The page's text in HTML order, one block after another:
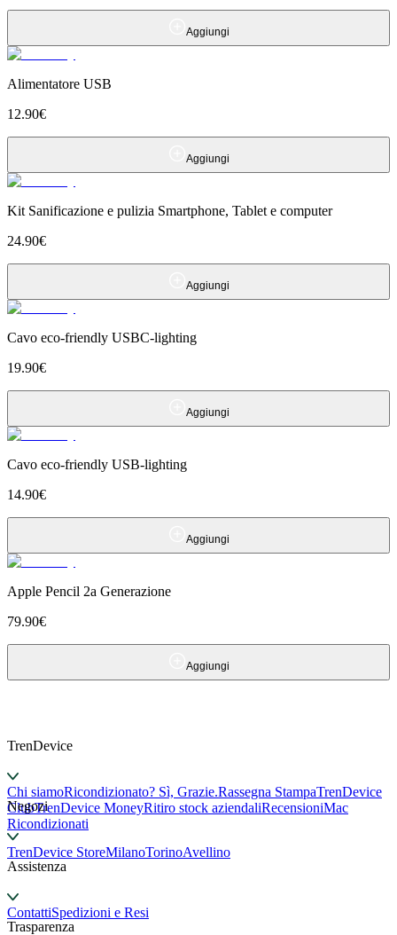
Aggiungi
Alimentatore USB
12.90€
Aggiungi
Kit Sanificazione e pulizia Smartphone, Tablet e computer
24.90€
Aggiungi
Cavo eco-friendly USBC-lighting
19.90€
Aggiungi
Cavo eco-friendly USB-lighting
14.90€
Aggiungi
Apple Pencil 2a Generazione
79.90€
Aggiungi
TrenDevice
Chi siamoRicondizionato? Sì, Grazie.Rassegna StampaTrenDevice
ClubTrenDevice MoneyRitiro stock aziendaliRecensioniMac
Ricondizionati
Negozi
TrenDevice StoreMilanoTorinoAvellino
Assistenza
ContattiSpedizioni e Resi
Trasparenza